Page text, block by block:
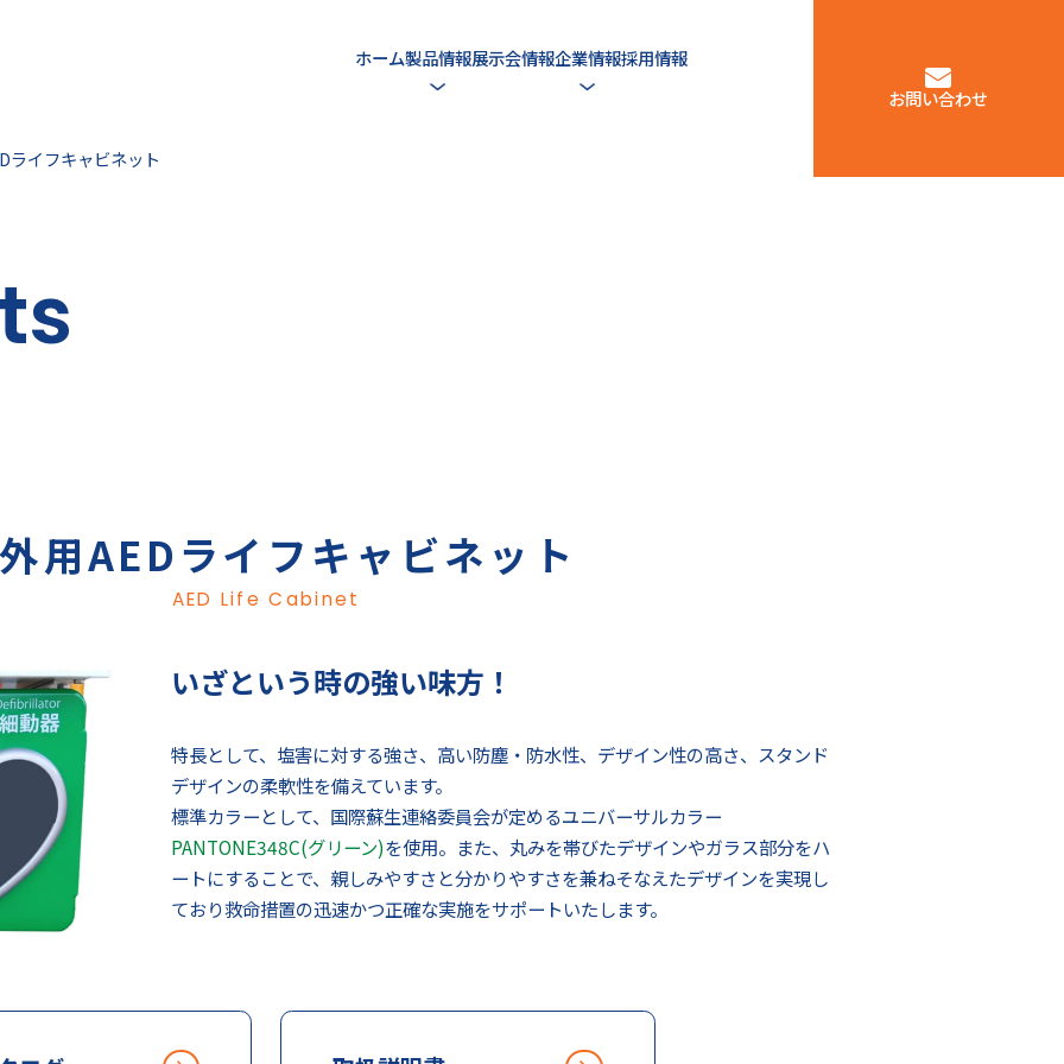
ホーム製品情報展示会情報企業情報採用情報
お問い合わせ
ライフキャビネット
用AEDライフキャビネット
AED Life Cabinet
いざという時の強い味方！
特長として、塩害に対する強さ、高い防塵・防水性、デザイン性の高さ、スタンド
デザインの柔軟性を備えています。
標準カラーとして、国際蘇生連絡委員会が定めるユニバーサルカラー
PANTONE348C(グリーン)を使用。また、丸みを帯びたデザインやガラス部分をハ
ートにすることで、親しみやすさと分かりやすさを兼ねそなえたデザインを実現し
ており救命措置の迅速かつ正確な実施をサポートいたします。